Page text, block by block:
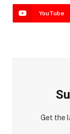
YouTube
Get the